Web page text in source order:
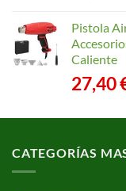
Pistola
Caliente
27,40
CATEGORÍAS